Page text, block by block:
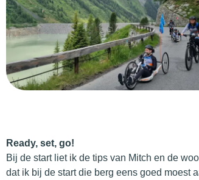
Ready, set, go!
Bij de start liet ik de tips van Mitch en de
dat ik bij de start die berg eens goed moest